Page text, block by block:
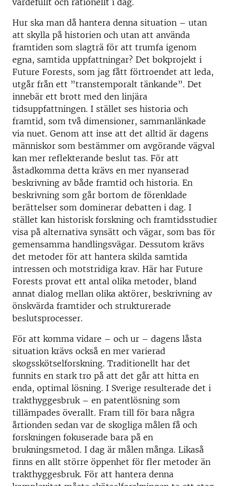
värdefullt och rationellt i dag.
Hur ska man då hantera denna situation – utan
att skylla på historien och utan att använda
framtiden som slagträ för att trumfa igenom
egna, samtida uppfattningar? Det bokprojekt i
Future Forests, som jag fått förtroendet att leda,
utgår från ett ”transtemporalt tänkande”. Det
innebär ett brott med den linjära
tidsuppfattningen. I stället ses historia och
framtid, som två dimensioner, sammanlänkade
via nuet. Genom att inse att det alltid är dagens
människor som bestämmer om avgörande vägval
kan mer reflekterande beslut tas. För att
åstadkomma detta krävs en mer nyanserad
beskrivning av både framtid och historia. En
beskrivning som går bortom de förenklade
berättelser som dominerar debatten i dag. I
stället kan historisk forskning och framtidsstudier
visa på alternativa synsätt och vägar, som bas för
gemensamma handlingsvägar. Dessutom krävs
det metoder för att hantera skilda samtida
intressen och motstridiga krav. Här har Future
Forests provat ett antal olika metoder, bland
annat dialog mellan olika aktörer, beskrivning av
önskvärda framtider och strukturerade
beslutsprocesser.
För att komma vidare – och ur – dagens låsta
situation krävs också en mer varierad
skogsskötselforskning. Traditionellt har det
funnits en stark tro på att det går att hitta en
enda, optimal lösning. I Sverige resulterade det i
trakthyggesbruk – en patentlösning som
tillämpades överallt. Fram till för bara några
årtionden sedan var de skogliga målen få och
forskningen fokuserade bara på en
brukningsmetod. I dag är målen många. Likaså
finns en allt större öppenhet för fler metoder än
trakthyggesbruk. För att hantera denna